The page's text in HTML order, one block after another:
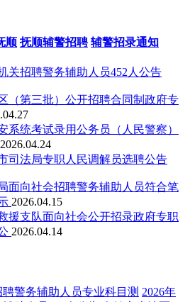
顺 抚顺辅警招聘 辅警招录通知
关招聘警务辅助人员452人公告
（第三批）公开招聘合同制政府专
系统考试录用公务员（人民警察）
2026.04.24
司法局专职人民调解员选聘公告
面向社会招聘警务辅助人员符合笔
2026.04.15
援支队面向社会公开招录政府专职
2026.04.14
警务辅助人员专业科目测 2026年